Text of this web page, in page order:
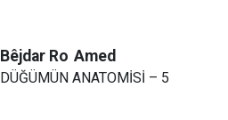
Bêjdar Ro Amed
DÜĞÜMÜN ANATOMİSİ – 5